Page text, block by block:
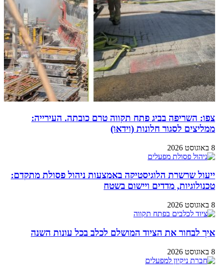
צפו: השריפה בביג פתח תקווה טרם כובתה. העירייה:
ממליצים לסגור חלונות (וידאו)
8 באוגוסט 2026
ייעול שרשרת הלוגיסטיקה באמצעות ניהול פסולת מתקדם:
טכנולוגיות, מדדים ויישום בשטח
8 באוגוסט 2026
איך לבחור את הציוד המושלם לכלב בכל עונות השנה
8 באוגוסט 2026